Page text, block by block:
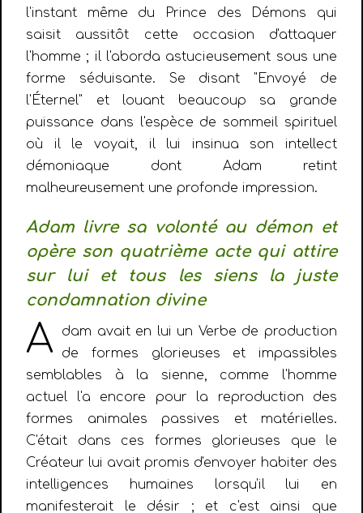
l'instant même du Prince des Démons qui
saisit aussitôt cette occasion d'attaquer
l'homme ; il l'aborda astucieusement sous une
forme séduisante. Se disant "Envoyé de
l'Éternel" et louant beaucoup sa grande
puissance dans l'espèce de sommeil spirituel
où il le voyait, il lui insinua son intellect
démoniaque dont Adam retint
malheureusement une profonde impression.
Adam livre sa volonté au démon et
opère son quatrième acte qui attire
sur lui et tous les siens la juste
condamnation divine
A
dam avait en lui un Verbe de production
de formes glorieuses et impassibles
semblables à la sienne, comme l'homme
actuel l'a encore pour la reproduction des
formes animales passives et matérielles.
C'était dans ces formes glorieuses que le
Créateur lui avait promis d'envoyer habiter des
intelligences humaines lorsqu'il lui en
manifesterait le désir ; et c'est ainsi que